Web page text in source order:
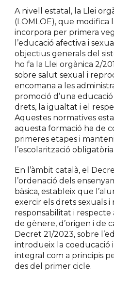
A nivell estatal, la Llei
(LOMLOE), que modifica
incorpora per primera
l’educació afectiva i
objectius generals del
ho fa la Llei orgànica 2/
sobre salut sexual i
encomana a les
promoció d’una
drets, la igualtat i el
Aquestes normatives
aquesta formació ha de
primeres etapes i
l’escolarització obligatòria.
En l’àmbit català, el
l’ordenació dels
bàsica, estableix que
exercir els drets sexuals
responsabilitat i respecte
de gènere, d’origen i de
Decret 21/2023, sobre
introdueix la coeducació i
integral com a principis
des del primer cicle.